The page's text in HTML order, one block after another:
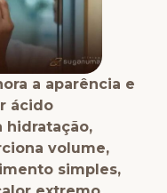
a aparência e
ácido
hidratação,
volume,
simples,